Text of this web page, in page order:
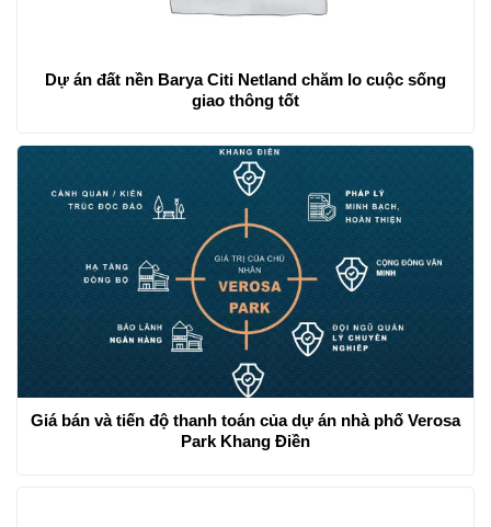
Dự án đất nền Barya Citi Netland chăm lo cuộc sống
giao thông tốt
Giá bán và tiến độ thanh toán của dự án nhà phố Verosa
Park Khang Điền